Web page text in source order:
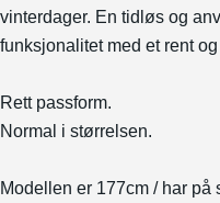
vinterdager. En tidløs og
funksjonalitet med et rent
Rett passform.
Normal i størrelsen.
Modellen er 177cm / har på